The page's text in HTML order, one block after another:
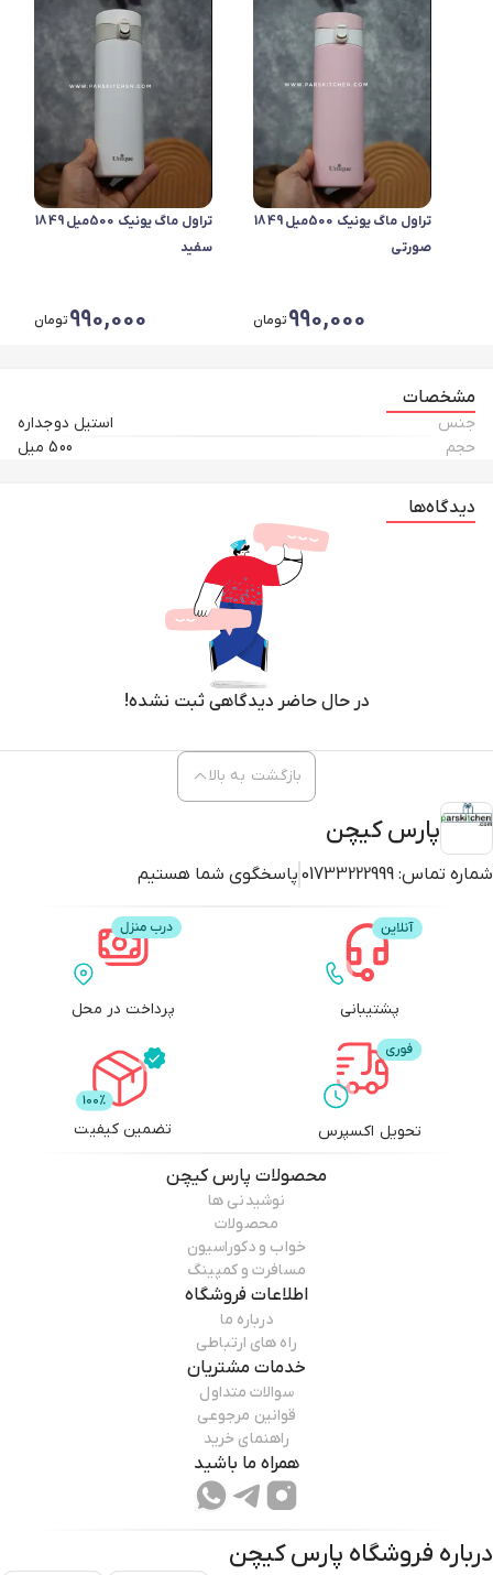
تراول ماگ یونیک 500میل 1849
صورتی
990,000تومان
تراول ماگ یونیک 500میل 1849
سفید
990,000تومان
مشخصات
جنس
استیل دوجداره
حجم
500 میل
دیدگاه‌ها
در حال حاضر دیدگاهی ثبت نشده!
پارس کیچن
شماره تماس: 01733222999 پاسخگوی شما هستیم
بازگشت به بالا
پشتیبانی پرداخت در محل
تحویل اکسپرس تضمین کیفیت
محصولات پارس کیچن
نوشیدنی ها
محصولات
خواب و دکوراسیون
مسافرت و کمپینگ
اطلاعات فروشگاه
درباره ما
راه های ارتباطی
خدمات مشتریان
سوالات متداول
قوانین مرجوعی
راهنمای خرید
همراه ما باشید
درباره فروشگاه پارس کیچن